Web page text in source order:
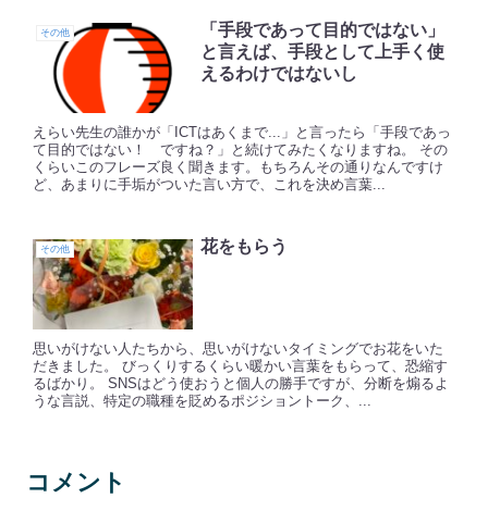
その他
「手段であって目的ではない」
と言えば、手段として上手く使
えるわけではないし
えらい先生の誰かが「ICTはあくまで...」と言ったら「手段であっ
て目的ではない！ ですね？」と続けてみたくなりますね。 その
くらいこのフレーズ良く聞きます。もちろんその通りなんですけ
ど、あまりに手垢がついた言い方で、これを決め言葉...
その他 花をもらう
思いがけない人たちから、思いがけないタイミングでお花をいた
だきました。 びっくりするくらい暖かい言葉をもらって、恐縮す
るばかり。 SNSはどう使おうと個人の勝手ですが、分断を煽るよ
うな言説、特定の職種を貶めるポジショントーク、...
コメント